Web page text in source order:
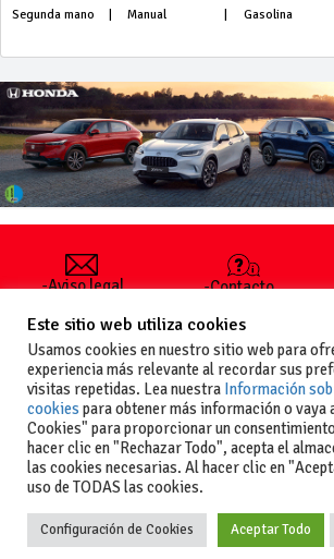
Segunda mano Manual Gasolina
-Aviso legal
generales
de uso
-Política de
privacidad
-Política de
cookies
-Contacto
publicar un
anuncio
-Vende+
Copyright La guia del
Este sitio web utiliza cookies
Usamos cookies en nuestro sitio web para
experiencia más relevante al recordar sus
visitas repetidas. Lea nuestra Información
cookies para obtener más información o vaya
Cookies" para proporcionar un
hacer clic en "Rechazar Todo", acepta el
las cookies necesarias. Al hacer clic en
uso de TODAS las cookies.
Configuración de Cookies Aceptar Todo